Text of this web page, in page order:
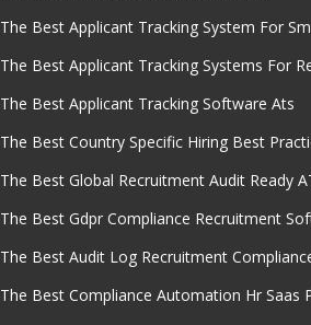
The Best Applicant Tracking System For
The Best Applicant Tracking Systems For
The Best Applicant Tracking Software Ats
The Best Country Specific Hiring Best
The Best Global Recruitment Audit Ready
The Best Gdpr Compliance Recruitment
The Best Audit Log Recruitment
The Best Compliance Automation Hr Saas